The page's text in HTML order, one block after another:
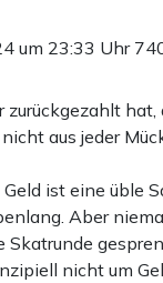
um 23:33 Uhr
hat,
aus jeder
ist eine üble
Aber
Skatrunde
nicht um